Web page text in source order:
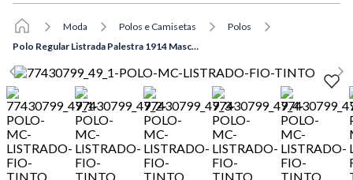
Moda Polos e Camisetas
Polos
Polo Regular Listrada Palestra 1914 Masculina Individual